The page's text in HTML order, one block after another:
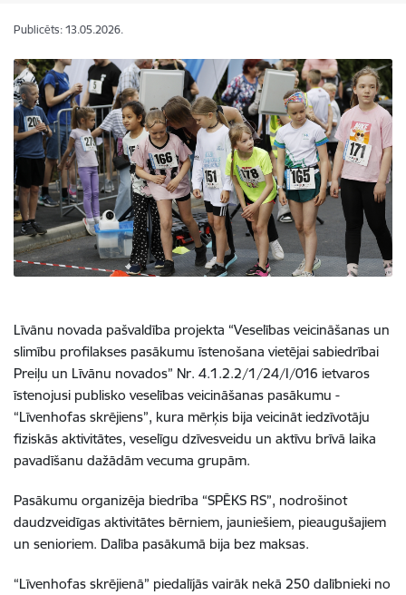
Publicēts: 13.05.2026.
Līvānu novada pašvaldība projekta “Veselības veicināšanas un
slimību profilakses pasākumu īstenošana vietējai sabiedrībai
Preiļu un Līvānu novados” Nr. 4.1.2.2/1/24/I/016 ietvaros
īstenojusi publisko veselības veicināšanas pasākumu -
“Līvenhofas skrējiens”, kura mērķis bija veicināt iedzīvotāju
fiziskās aktivitātes, veselīgu dzīvesveidu un aktīvu brīvā laika
pavadīšanu dažādām vecuma grupām.
Pasākumu organizēja biedrība “SPĒKS RS”, nodrošinot
daudzveidīgas aktivitātes bērniem, jauniešiem, pieaugušajiem
un senioriem. Dalība pasākumā bija bez maksas.
“Līvenhofas skrējienā” piedalījās vairāk nekā 250 dalībnieki no